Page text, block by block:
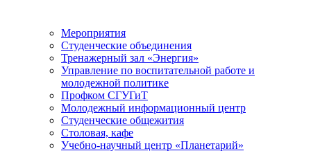
Мероприятия
Студенческие объединения
Тренажерный зал «Энергия»
Управление по воспитательной работе и
молодежной политике
Профком СГУГиТ
Молодежный информационный центр
Студенческие общежития
Столовая, кафе
Учебно-научный центр «Планетарий»